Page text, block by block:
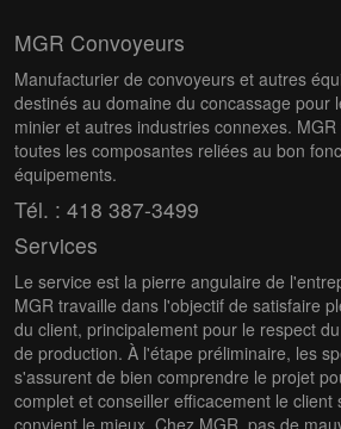
Garon et Racine Ltée
renseignements personnels permettant de vous
identifier.
En soumettant votre candidature
CV, papier ou électronique, vous
consentement à cette collecte.
toutes les informations sur le
Les renseignements personnels
queLes Métaux Garon et
ses obligations à votre égard
d’une candidature et d’un
MGR Convoyeurs
Manufacturier de convoyeurs et autres
destinés au domaine du concassage pour
minier et autres industries connexes.
toutes les composantes reliées au bon
équipements.
Tél. : 418 387-3499
Services
Le service est la pierre angulaire de
MGR travaille dans l'objectif de satisfaire
du client, principalement pour le respect
de production. À l'étape préliminaire, les
s'assurent de bien comprendre le projet
complet et conseiller efficacement le client